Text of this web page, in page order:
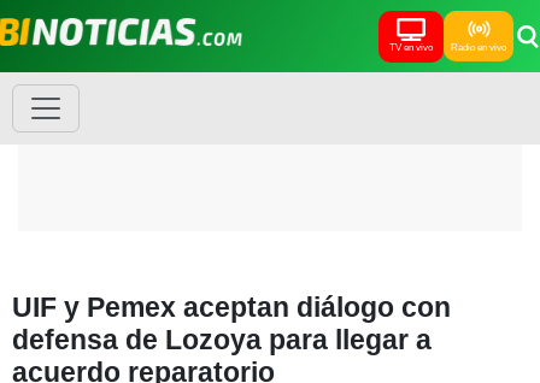
TV en vivo Radio en vivo
UIF y Pemex aceptan diálogo con
defensa de Lozoya para llegar a
acuerdo reparatorio